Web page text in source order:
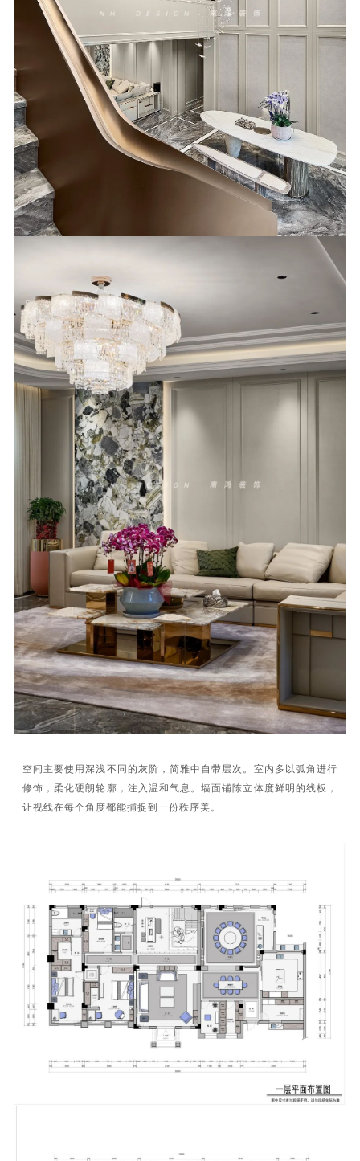
空间主要使用深浅不同的灰阶，简雅中自带层次。室内多以弧角进行
修饰，柔化硬朗轮廓，注入温和气息。墙面铺陈立体度鲜明的线板，
让视线在每个角度都能捕捉到一份秩序美。